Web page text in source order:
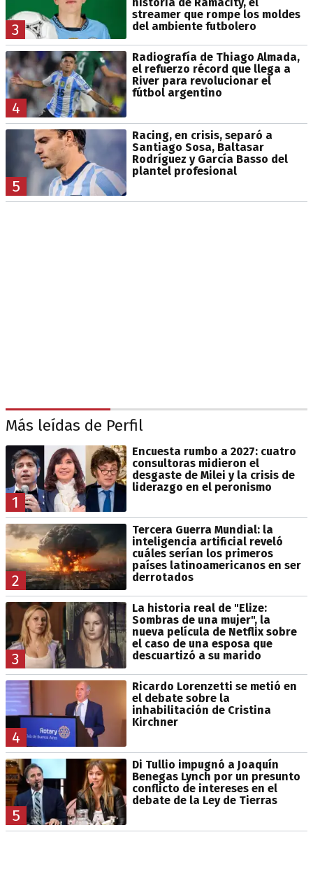
3
streamer que rompe los moldes
del ambiente futbolero
4
Radiografía de Thiago Almada,
el refuerzo récord que llega a
River para revolucionar el
fútbol argentino
5
Racing, en crisis, separó a
Santiago Sosa, Baltasar
Rodríguez y García Basso del
plantel profesional
Más leídas de Perfil
1
Encuesta rumbo a 2027: cuatro
consultoras midieron el
desgaste de Milei y la crisis de
liderazgo en el peronismo
2
Tercera Guerra Mundial: la
inteligencia artificial reveló
cuáles serían los primeros
países latinoamericanos en ser
derrotados
3
La historia real de "Elize:
Sombras de una mujer", la
nueva película de Netflix sobre
el caso de una esposa que
descuartizó a su marido
4
Ricardo Lorenzetti se metió en
el debate sobre la
inhabilitación de Cristina
Kirchner
5
Di Tullio impugnó a Joaquín
Benegas Lynch por un presunto
conflicto de intereses en el
debate de la Ley de Tierras